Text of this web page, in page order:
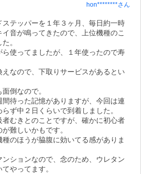
hon********さん
ステッパーを１年３ヶ月、毎日約一時
音が鳴ってきたので、上位機種のこ
。
ら使ってましたが、１年使ったので寿
えなので、下取りサービスがあるとい
倒なので。
待った記憶がありますが、今回は連
ず中２日くらいで到着しました。
者むきとのことですが、確かに初心者
難しいかもです。
のほうが脇腹に効いてる感がありま
ションなので、念のため、ウレタン
やってます。